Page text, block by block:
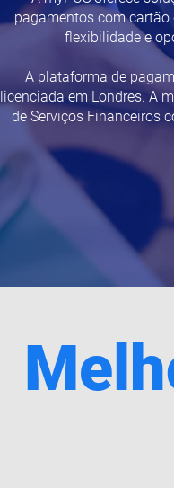
pagamentos com cartão
flexibilidade e
A plataforma de
licenciada em Londres. A
de Serviços Financeiros